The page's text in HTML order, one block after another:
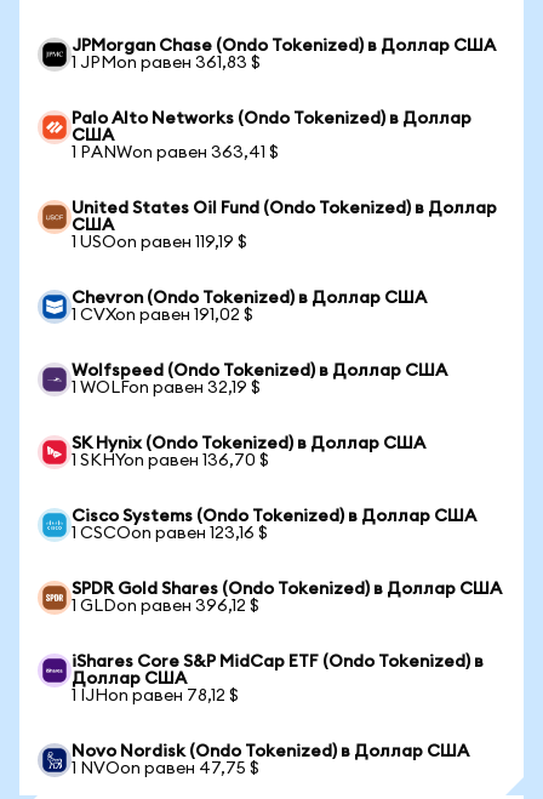
JPMorgan Chase (Ondo Tokenized) в Доллар США
1 JPMon равен 361,83 $
Palo Alto Networks (Ondo Tokenized) в Доллар
США
1 PANWon равен 363,41 $
United States Oil Fund (Ondo Tokenized) в Доллар
США
1 USOon равен 119,19 $
Chevron (Ondo Tokenized) в Доллар США
1 CVXon равен 191,02 $
Wolfspeed (Ondo Tokenized) в Доллар США
1 WOLFon равен 32,19 $
SK Hynix (Ondo Tokenized) в Доллар США
1 SKHYon равен 136,70 $
Cisco Systems (Ondo Tokenized) в Доллар США
1 CSCOon равен 123,16 $
SPDR Gold Shares (Ondo Tokenized) в Доллар США
1 GLDon равен 396,12 $
iShares Core S&P MidCap ETF (Ondo Tokenized) в
Доллар США
1 IJHon равен 78,12 $
Novo Nordisk (Ondo Tokenized) в Доллар США
1 NVOon равен 47,75 $